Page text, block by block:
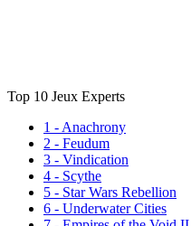
Top 10 Jeux Experts
1 - Anachrony
2 - Feudum
3 - Vindication
4 - Scythe
5 - Star Wars Rebellion
6 - Underwater Cities